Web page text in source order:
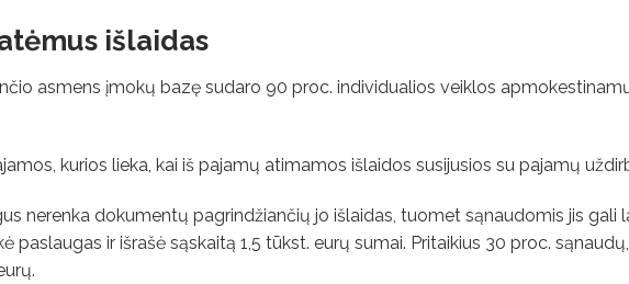
išlaidas
asmens įmokų bazę sudaro 90 proc. individualios veiklos
kurios lieka, kai iš pajamų atimamos išlaidos susijusios su pajamų
nerenka dokumentų pagrindžiančių jo išlaidas, tuomet sąnaudomis jis gali
paslaugas ir išrašė sąskaitą 1,5 tūkst. eurų sumai. Pritaikius 30 proc. sąnaudų,